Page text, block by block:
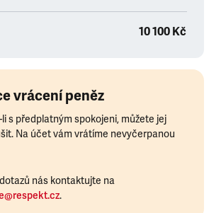
10 100 Kč
vrácení peněz
s předplatným spokojeni, můžete jej
Na účet vám vrátíme nevyčerpanou
nás kontaktujte na
.